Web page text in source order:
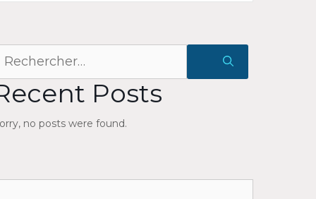
:
Posts
no posts were found.